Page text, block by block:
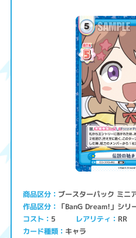
商品区分 ブースターパック ミニ
作品区分 「BanG Dream!」シリ
コスト 5 レアリティ RR
カード種類 キャラ